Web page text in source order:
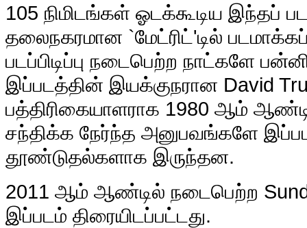
105 நிமிடங்கள் ஓடக்கூடிய இந்தப்
தலைநகரமான `மேட்ரிட்'டில்
படப்பிடிப்பு நடைபெற்ற நாட்களே
இப்படத்தின் இயக்குநரான David
பத்திரிகையாளராக 1980 ஆம்
சந்திக்க நேர்ந்த அனுபவங்களே
தூண்டுதல்களாக இருந்தன.
2011 ஆம் ஆண்டில் நடைபெற்ற
இப்படம் திரையிடப்பட்டது.